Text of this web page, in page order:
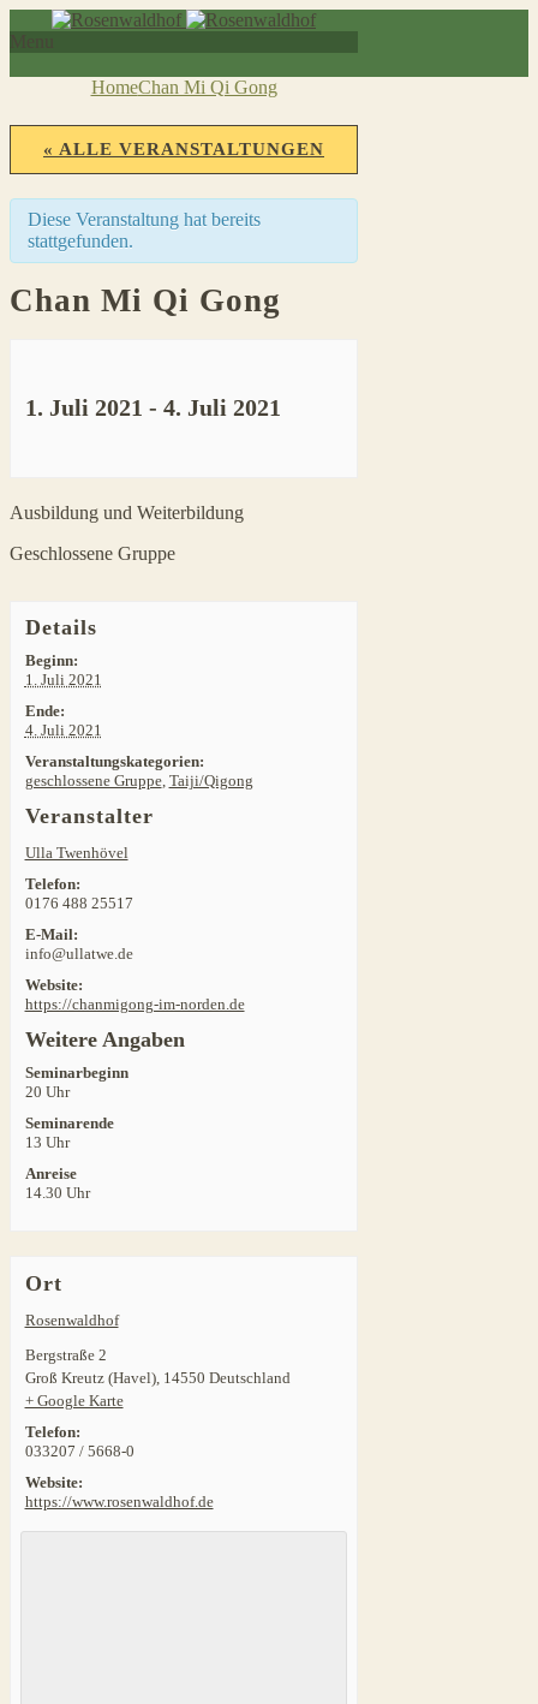
Menu
HomeChan Mi Qi Gong
« ALLE VERANSTALTUNGEN
Diese Veranstaltung hat bereits
stattgefunden.
Chan Mi Qi Gong
1. Juli 2021 - 4. Juli 2021
Veranstaltung
Navigation
Ausbildung und Weiterbildung
Geschlossene Gruppe
Details
Beginn:
1. Juli 2021
Ende:
4. Juli 2021
Veranstaltungskategorien:
geschlossene Gruppe, Taiji/Qigong
Veranstalter
Ulla Twenhövel
Telefon:
0176 488 25517
E-Mail:
info@ullatwe.de
Website:
https://chanmigong-im-norden.de
Weitere Angaben
Seminarbeginn
20 Uhr
Seminarende
13 Uhr
Anreise
14.30 Uhr
Ort
Rosenwaldhof
Bergstraße 2
Groß Kreutz (Havel), 14550 Deutschland
+ Google Karte
Telefon:
033207 / 5668-0
Website:
https://www.rosenwaldhof.de